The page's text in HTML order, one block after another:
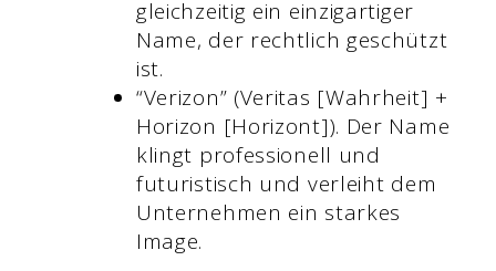
gleichzeitig ein einzigartiger
Name, der rechtlich geschützt
ist.
“Verizon” (Veritas [Wahrheit] +
Horizon [Horizont]). Der Name
klingt professionell und
futuristisch und verleiht dem
Unternehmen ein starkes
Image.